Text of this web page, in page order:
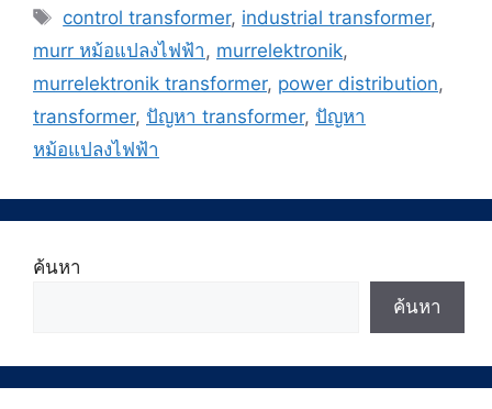
Tags
control transformer, industrial transformer,
murr หม้อแปลงไฟฟ้า , murrelektronik,
murrelektronik transformer, power distribution,
transformer, ปัญหา transformer, ปัญหา
หม้อแปลงไฟฟ้า
ค้นหา
ค้นหา